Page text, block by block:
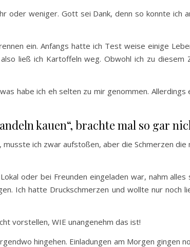
oder weniger. Gott sei Dank, denn so konnte ich
ein. Anfangs hatte ich Test weise einige
ließ ich Kartoffeln weg. Obwohl ich zu
habe ich eh selten zu mir genommen.
kauen“, brachte mal so gar
musste ich zwar aufstoßen, aber die Schmerzen
oder bei Freunden eingeladen war, nahm
Ich hatte Druckschmerzen und wollte nur noch
vorstellen, WIE unangenehm das ist!
hingehen. Einladungen am Morgen gingen